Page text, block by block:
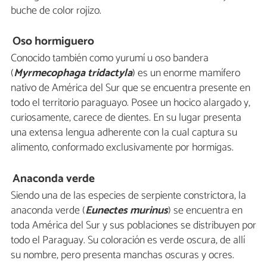
buche de color rojizo.
Oso hormiguero
Conocido también como yurumí u oso bandera
(Myrmecophaga tridactyla) es un enorme mamífero
nativo de América del Sur que se encuentra presente en
todo el territorio paraguayo. Posee un hocico alargado y,
curiosamente, carece de dientes. En su lugar presenta
una extensa lengua adherente con la cual captura su
alimento, conformado exclusivamente por hormigas.
Anaconda verde
Siendo una de las especies de serpiente constrictora, la
anaconda verde (Eunectes murinus) se encuentra en
toda América del Sur y sus poblaciones se distribuyen por
todo el Paraguay. Su coloración es verde oscura, de allí
su nombre, pero presenta manchas oscuras y ocres.